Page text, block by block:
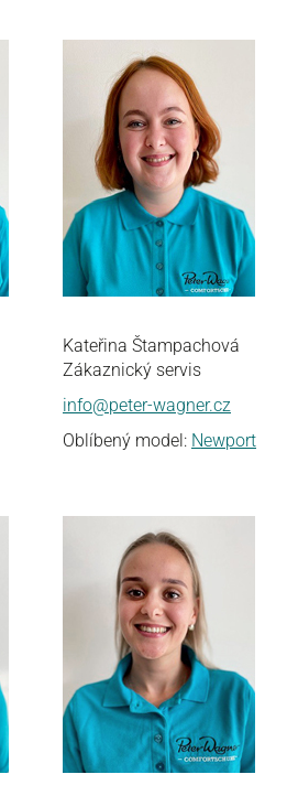
Kateřina Štampachová
Zákaznický servis
info@peter-wagner.cz
Oblíbený model: Newport